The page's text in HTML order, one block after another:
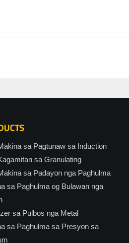
sa Pagtunaw sa Induction
sa Granulating
sa Padayon nga Paghulma
sa Paghulma og Bulawan nga
sa Pulbos nga Metal
sa Paghulma sa Presyon sa